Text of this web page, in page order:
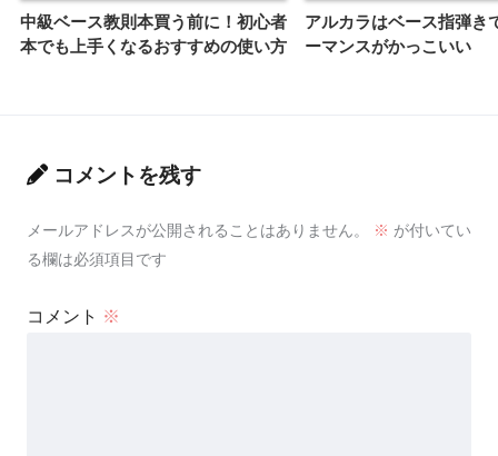
中級ベース教則本買う前に！初心者
本でも上手くなるおすすめの使い方
アルカラはベース指弾き
ーマンスがかっこいい
コメントを残す
メールアドレスが公開されることはありません。 ※ が付いてい
る欄は必須項目です
コメント ※